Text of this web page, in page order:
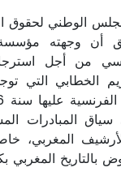
الوطني لحقوق
أن وجهته
من أجل
الخطابي التي
سياق المبادرات
المغربي،
بالتاريخ المغربي